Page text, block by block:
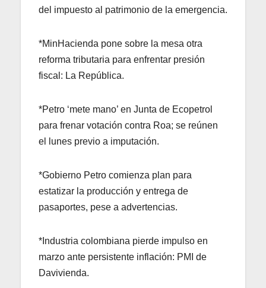
del impuesto al patrimonio de la emergencia.
*MinHacienda pone sobre la mesa otra
reforma tributaria para enfrentar presión
fiscal: La República.
*Petro ‘mete mano’ en Junta de Ecopetrol
para frenar votación contra Roa; se reúnen
el lunes previo a imputación.
*Gobierno Petro comienza plan para
estatizar la producción y entrega de
pasaportes, pese a advertencias.
*Industria colombiana pierde impulso en
marzo ante persistente inflación: PMI de
Davivienda.